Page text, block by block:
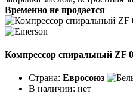
Временно не продается
Компрессор спиральный ZF
Страна: Евросоюз
В наличии: нет